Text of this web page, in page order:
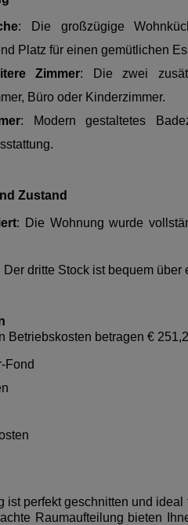
: Die großzügige
Platz für einen gemütlichen
Zimmer: Die zwei
Büro oder Kinderzimmer.
: Modern gestaltetes
Zustand
: Die Wohnung wurde
Der dritte Stock ist bequem
Betriebskosten betragen €
Fond
ist perfekt geschnitten und
Raumaufteilung bieten